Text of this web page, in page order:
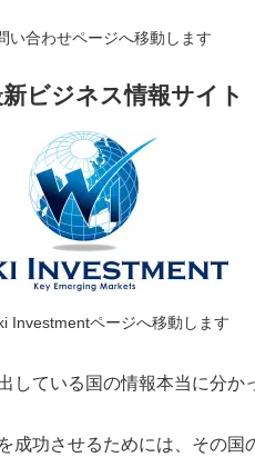
い合わせページへ移動します
新ビジネス情報サイ
Investmentページへ移動します
している国の情報本当に分か
成功させるためには、その国